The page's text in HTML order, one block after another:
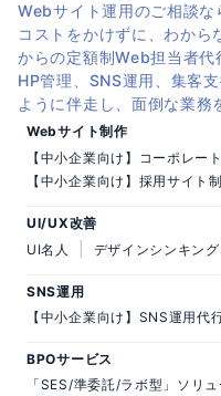
Webサイト運用のご相談な
コストをかけずに、わか
からの定額制Web担当者代
HP管理、SNS運用、集客
ように伴走し、面倒な業務
Webサイト制作
【中小企業向け】コーポレー
【中小企業向け】採用サイト
UI/UX改善
UI名人
デザインシンキン
SNS運用
【中小企業向け】SNS運用代
BPOサービス
「SES/準委託/ラボ型」ソリ